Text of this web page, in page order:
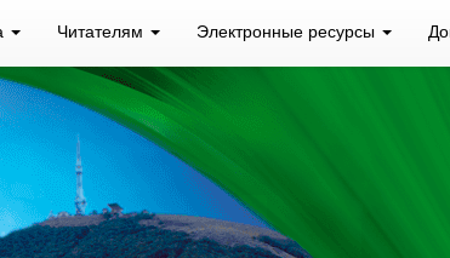
Читателям Электронные ресурсы